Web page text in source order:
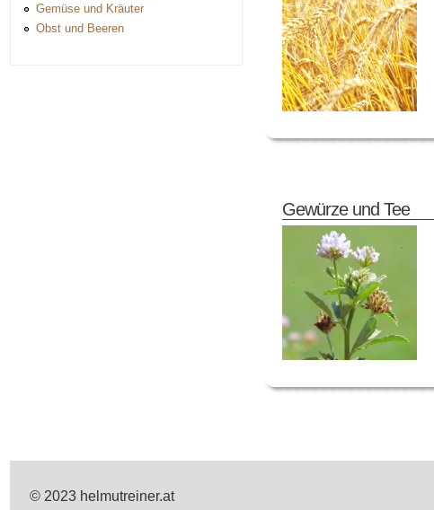
Gemüse und Kräuter
Obst und Beeren
Gewürze und Tee
© 2023 helmutreiner.at